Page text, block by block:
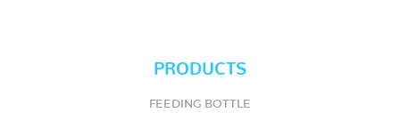
PRODUCTS
FEEDING BOTTLE